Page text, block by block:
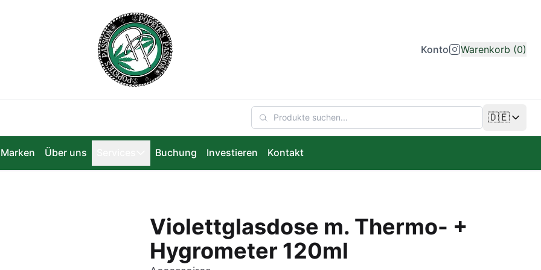
Konto Warenkorb (0)
🇩🇪
Sprache
Marken Über uns Buchung Investieren Kontakt
Violettglasdose m. Thermo- +
Hygrometer 120ml